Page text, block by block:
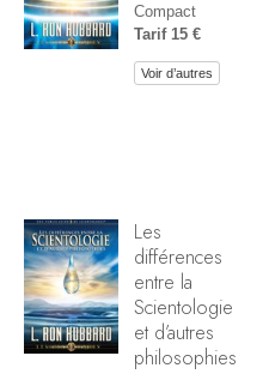
Compact
Tarif 15 €
Voir d’autres
Les
différences
entre la
Scientologie
et d’autres
philosophies